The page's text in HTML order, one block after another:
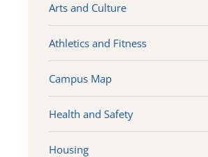
Arts and Culture
Athletics and Fitness
Campus Map
Health and Safety
Housing